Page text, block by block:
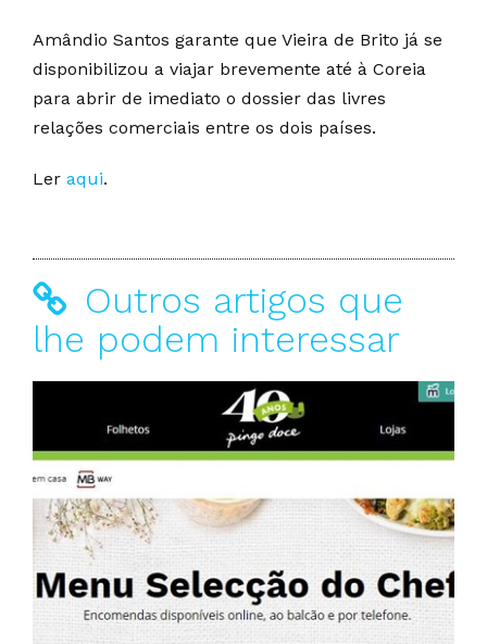
Amândio Santos garante que Vieira de Brito já se
disponibilizou a viajar brevemente até à Coreia
para abrir de imediato o dossier das livres
relações comerciais entre os dois países.
Ler aqui.
Outros artigos que
lhe podem interessar